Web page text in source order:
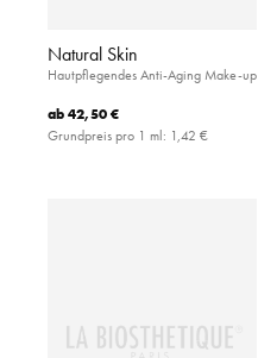
Natural Skin
Hautpflegendes Anti-Aging Make-up
ab42,50 €
Grundpreis pro 1 ml: 1,42 €